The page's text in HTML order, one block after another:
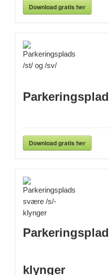
Download gratis her
Download gratis her
klynger